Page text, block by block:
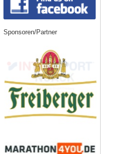
Sponsoren/Partner